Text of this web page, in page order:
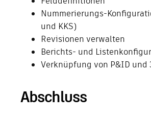
Nummerierungs-
und KKS)
Revisionen verwalten
Berichts- und
Verknüpfung von P&ID und
Abschluss